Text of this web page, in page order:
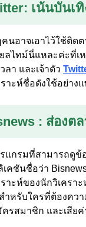
: เน้นบันเ
นอาจเอาไว้ใช้ติด
ลไทม์นี่แหละค่ะที่เ
ลา และเจ้าตัว
าะห์ชื่อดังใช้อย่าง
: ส่องต
รแกรมที่สามารถดู
เคชันชื่อว่า
าะห์ของนักวิเครา
ำหรับใครที่ต้องค
ครสมาชิก และเสีย